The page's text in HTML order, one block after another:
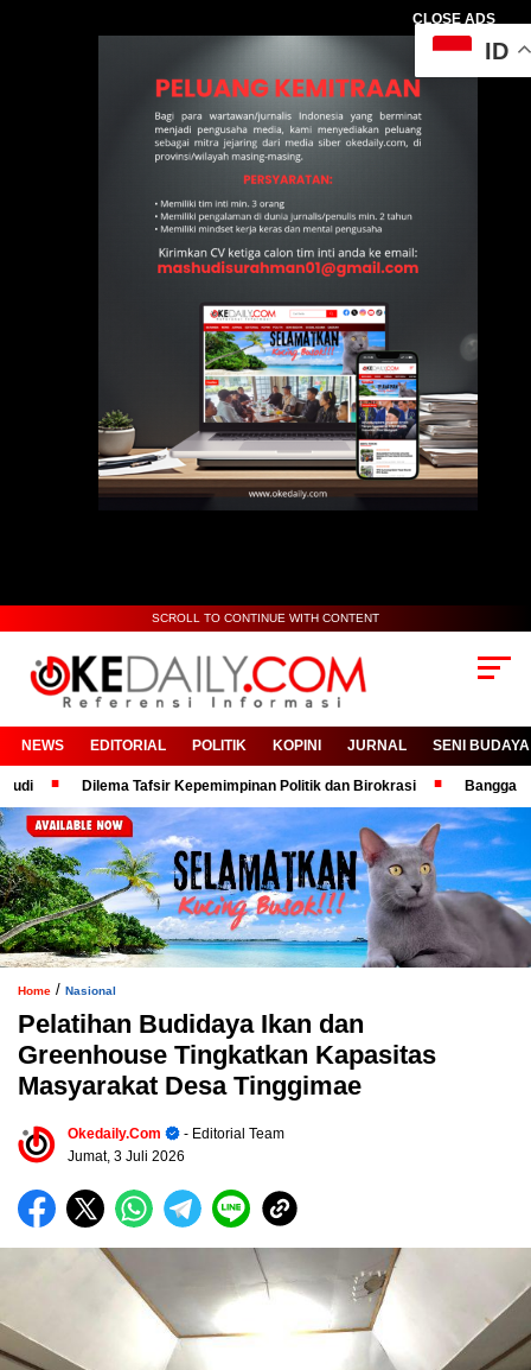
CLOSE ADS
SCROLL TO CONTINUE WITH CONTENT
NEWS EDITORIAL POLITIK KOPINI JURNAL SENI BUDAYA
Dilema Tafsir Kepemimpinan Politik dan Birokrasi Bangga! KPRI
Home / Nasional
Pelatihan Budidaya Ikan dan
Greenhouse Tingkatkan Kapasitas
Masyarakat Desa Tinggimae
Okedaily.com
- Editorial Team
Jumat, 3 Juli 2026
ID